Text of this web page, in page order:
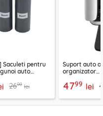
Saculeti pentru
auto
2699 lei
Suport auto
organizator
gri
4799 lei